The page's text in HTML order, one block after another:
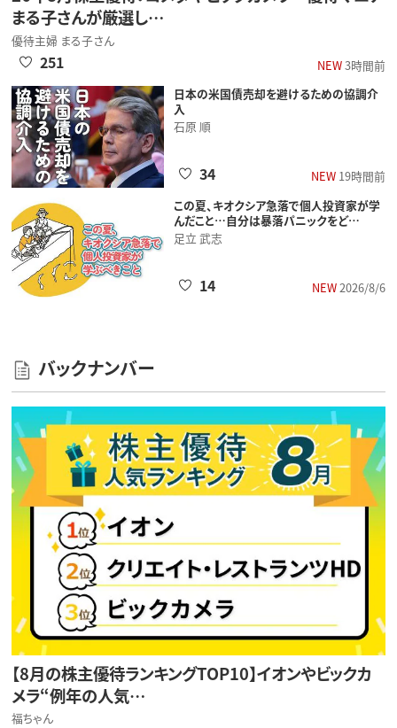
まる子さんが厳選し…
優待主婦 まる子さん
NEW3時間前
251
日本の米国債売却を避けるための協調介
入
石原 順
NEW19時間前
34
この夏、キオクシア急落で個人投資家が学
んだこと…自分は暴落パニックをど…
足立 武志
NEW2026/8/6
14
バックナンバー
【8月の株主優待ランキングTOP10】イオンやビックカ
メラ“例年の人気…
福ちゃん